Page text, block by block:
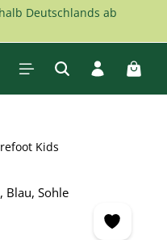
Deutschlands ab
Kids